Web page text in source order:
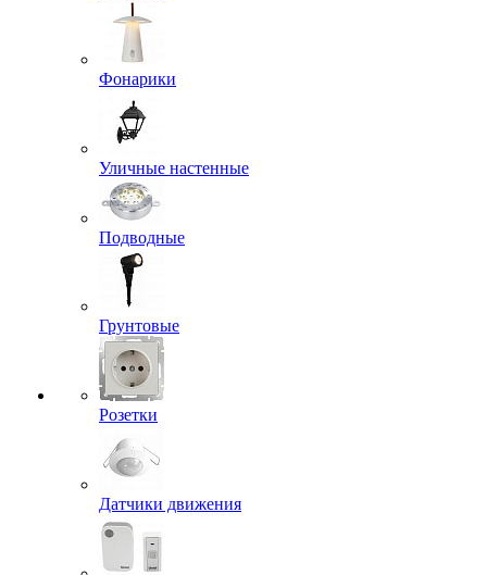
Фонарики
Уличные настенные
Подводные
Грунтовые
Розетки
Датчики движения